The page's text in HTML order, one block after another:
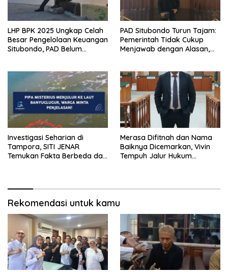
LHP BPK 2025 Ungkap Celah
Besar Pengelolaan Keuangan
Situbondo, PAD Belum
PAD Situbondo Turun Tajam:
Pemerintah Tidak Cukup
Menjawab dengan Alasan,
Investigasi Seharian di
Tampora, SITI JENAR
Temukan Fakta Berbeda dari
Merasa Difitnah dan Nama
Baiknya Dicemarkan, Vivin
Tempuh Jalur Hukum
Rekomendasi untuk kamu